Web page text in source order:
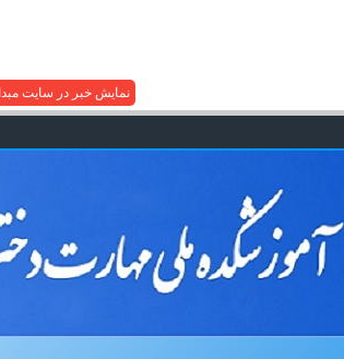
نمایش خبر در سایت مبدا